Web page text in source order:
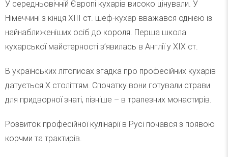
У середньовічній Європі кухарів високо цінували. У
Німеччині з кінця XIII ст. шеф-кухар вважався однією із
найнаближеніших осіб до короля. Перша школа
кухарської майстерності з’явилась в Англії у XIX ст.
В українських літописах згадка про професійних кухарів
датується X століттям. Спочатку вони готували страви
для придворної знаті, пізніше – в трапезних монастирів.
Розвиток професійної кулінарії в Русі почався з появою
корчми та трактирів.